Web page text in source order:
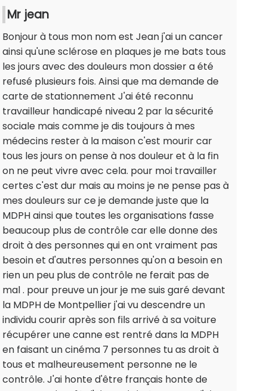
Mr jean
Bonjour à tous mon nom est Jean j'ai un cancer
ainsi qu'une sclérose en plaques je me bats tous
les jours avec des douleurs mon dossier a été
refusé plusieurs fois. Ainsi que ma demande de
carte de stationnement J'ai été reconnu
travailleur handicapé niveau 2 par la sécurité
sociale mais comme je dis toujours à mes
médecins rester à la maison c'est mourir car
tous les jours on pense à nos douleur et à la fin
on ne peut vivre avec cela. pour moi travailler
certes c'est dur mais au moins je ne pense pas à
mes douleurs sur ce je demande juste que la
MDPH ainsi que toutes les organisations fasse
beaucoup plus de contrôle car elle donne des
droit à des personnes qui en ont vraiment pas
besoin et d'autres personnes qu'on a besoin en
rien un peu plus de contrôle ne ferait pas de
mal . pour preuve un jour je me suis garé devant
la MDPH de Montpellier j'ai vu descendre un
individu courir après son fils arrivé à sa voiture
récupérer une canne est rentré dans la MDPH
en faisant un cinéma 7 personnes tu as droit à
tous et malheureusement personne ne le
contrôle. J'ai honte d'être français honte de